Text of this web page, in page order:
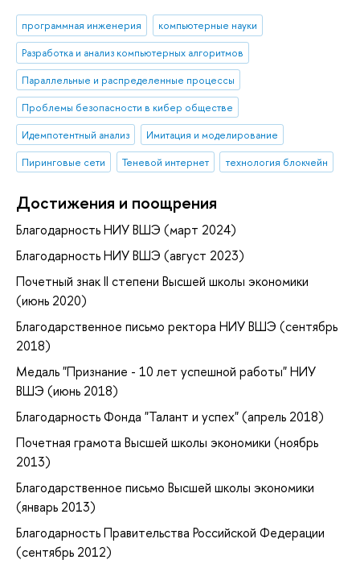
программная инженерия
компьютерные науки
Разработка и анализ компьютерных алгоритмов
Параллельные и распределенные процессы
Проблемы безопасности в кибер обществе
Идемпотентный анализ
Имитация и моделирование
Пиринговые сети
Теневой интернет технология блокчейн
Достижения и поощрения
Благодарность НИУ ВШЭ (март 2024)
Благодарность НИУ ВШЭ (август 2023)
Почетный знак II степени Высшей школы экономики
(июнь 2020)
Благодарственное письмо ректора НИУ ВШЭ (сентябрь
2018)
Медаль "Признание - 10 лет успешной работы" НИУ
ВШЭ (июнь 2018)
Благодарность Фонда "Талант и успех" (апрель 2018)
Почетная грамота Высшей школы экономики (ноябрь
2013)
Благодарственное письмо Высшей школы экономики
(январь 2013)
Благодарность Правительства Российской Федерации
(сентябрь 2012)